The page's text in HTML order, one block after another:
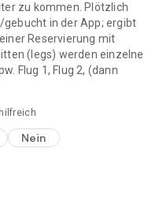
zu kommen. Plötzlich
in der App; ergibt
Reservierung mit
(legs) werden einzelne
Flug 1, Flug 2, (dann
Nein